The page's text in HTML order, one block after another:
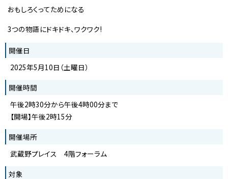
おもしろくってためになる
3つの物語にドキドキ、ワクワク!
開催日
2025年5月10日（土曜日）
開催時間
午後2時30分から午後4時00分まで
【開場】午後2時15分
開催場所
武蔵野プレイス 4階フォーラム
対象